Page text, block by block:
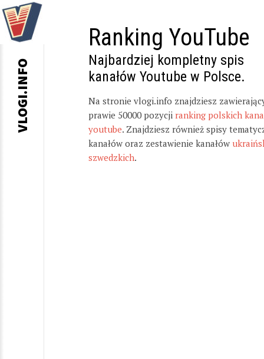
Ranking YouTube
Najbardziej kompletny spis
kanałów Youtube w Polsce.
Na stronie vlogi.info znajdziesz
prawie 50000 pozycji ranking polskich
youtube. Znajdziesz również spisy
kanałów oraz zestawienie kanałów
szwedzkich.
VLOGI.INFO